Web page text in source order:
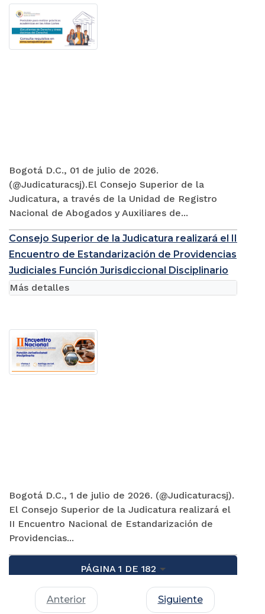
Bogotá D.C., 01 de julio de 2026.
(@Judicaturacsj).El Consejo Superior de la
Judicatura, a través de la Unidad de Registro
Nacional de Abogados y Auxiliares de...
Consejo Superior de la Judicatura realizará el II
Encuentro de Estandarización de Providencias
Judiciales Función Jurisdiccional Disciplinario
Bogotá D.C., 1 de julio de 2026. (@Judicaturacsj).
El Consejo Superior de la Judicatura realizará el
II Encuentro Nacional de Estandarización de
Providencias...
Más detalles
PÁGINA 1 DE 182
Anterior Siguiente